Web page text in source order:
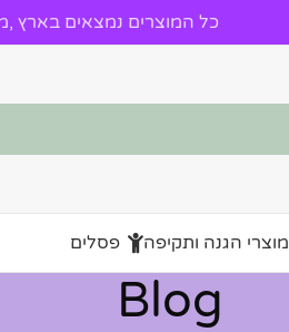
כל המוצרים נמצאים בארץ
מוצרי הגנה ותקיפה פסלים
Blog